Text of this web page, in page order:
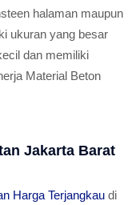
halaman maupun
ukuran yang besar
dan memiliki
Material Beton
Jakarta Barat
Harga Terjangkau di